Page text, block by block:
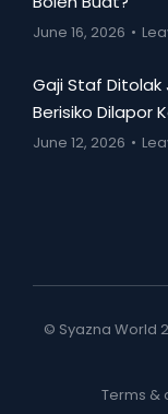
June 16, 2026
Gaji Staf Ditolak
Berisiko Dilapor
June 12, 2026
© Syazna World
Terms &